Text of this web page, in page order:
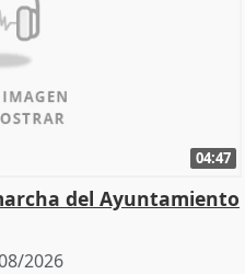
04:47
del Ayuntamiento
2026